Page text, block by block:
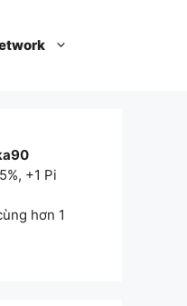
+1 Pi
hơn 1